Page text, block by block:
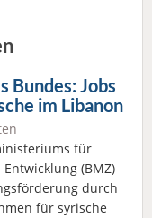
Bundes: Jobs
im Libanon
für
(BMZ)
durch
für syrische